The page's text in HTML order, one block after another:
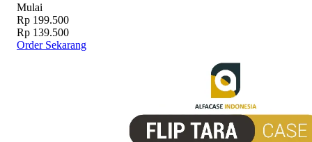
Mulai
Rp 199.500
Rp 139.500
Order Sekarang